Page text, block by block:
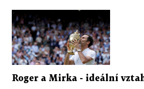
Roger a Mirka - ideální